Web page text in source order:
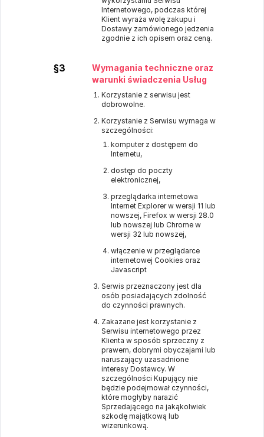
Internetowego, podczas której
Klient wyraża wolę zakupu i
Dostawy zamówionego jedzenia
zgodnie z ich opisem oraz ceną.
§3
Wymagania techniczne oraz
warunki świadczenia Usług
Korzystanie z serwisu jest
dobrowolne.
Korzystanie z Serwisu wymaga w
szczególności:
komputer z dostępem do
Internetu,
dostęp do poczty
elektronicznej,
przeglądarka internetowa
Internet Explorer w wersji 11 lub
nowszej, Firefox w wersji 28.0
lub nowszej lub Chrome w
wersji 32 lub nowszej,
włączenie w przeglądarce
internetowej Cookies oraz
Javascript
Serwis przeznaczony jest dla
osób posiadających zdolność
do czynności prawnych.
Zakazane jest korzystanie z
Serwisu internetowego przez
Klienta w sposób sprzeczny z
prawem, dobrymi obyczajami lub
naruszający uzasadnione
interesy Dostawcy. W
szczególności Kupujący nie
będzie podejmował czynności,
które mogłyby narazić
Sprzedającego na jakąkolwiek
szkodę majątkową lub
wizerunkową.